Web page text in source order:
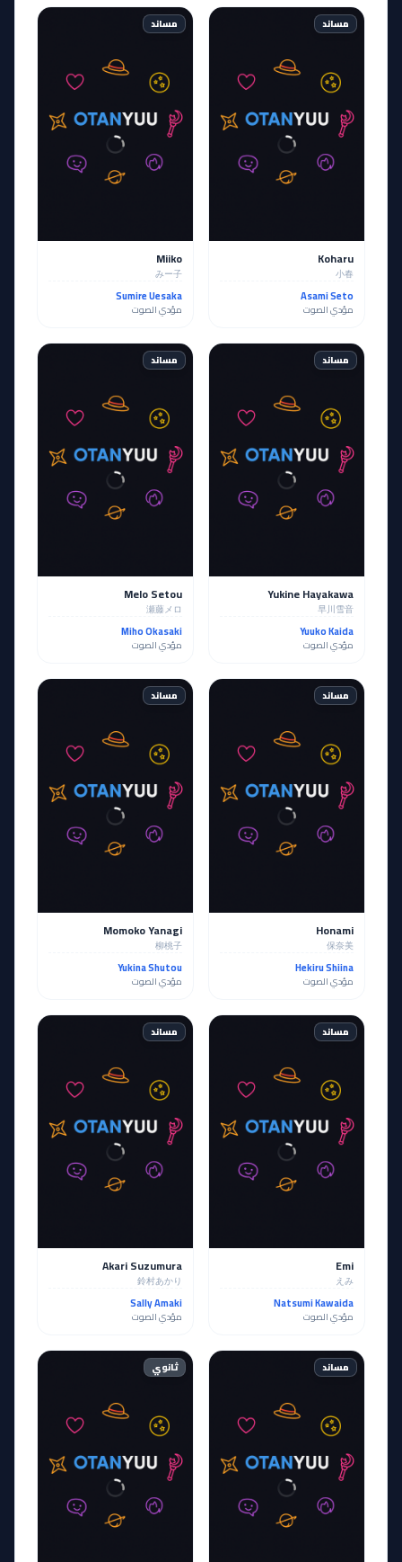
مساند
Koharu
小春
Asami Seto
مؤدي الصوت
مساند
Miiko
みー子
Sumire Uesaka
مؤدي الصوت
مساند
Yukine Hayakawa
早川雪音
Yuuko Kaida
مؤدي الصوت
مساند
Melo Setou
瀬藤メロ
Miho Okasaki
مؤدي الصوت
مساند
Honami
保奈美
Hekiru Shiina
مؤدي الصوت
مساند
Momoko Yanagi
柳桃子
Yukina Shutou
مؤدي الصوت
مساند
Emi
えみ
Natsumi Kawaida
مؤدي الصوت
مساند
Akari Suzumura
鈴村あかり
Sally Amaki
مؤدي الصوت
مساند ثانوي